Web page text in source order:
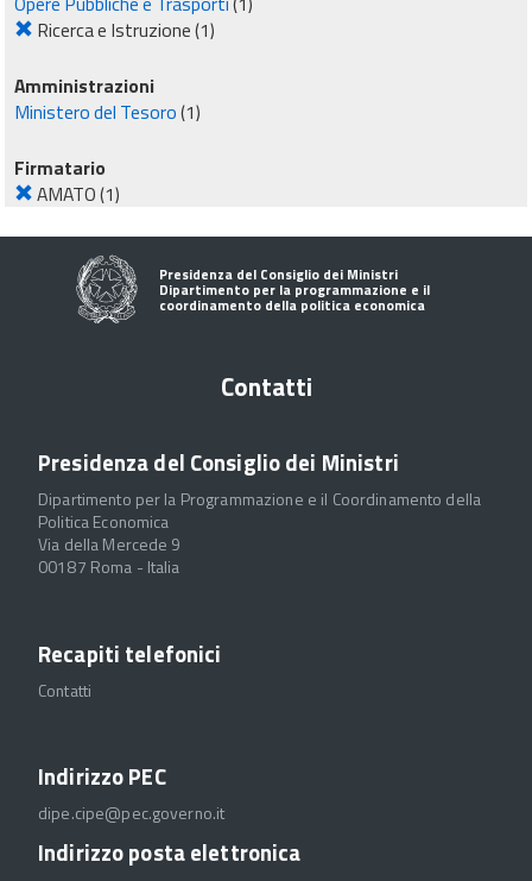
Ricerca e Istruzione(1)
Amministrazioni
Ministero del Tesoro(1)
Firmatario
AMATO(1)
Presidenza del Consiglio dei Ministri
Dipartimento per la programmazione e il
coordinamento della politica economica
Contatti
Presidenza del Consiglio dei Ministri
Dipartimento per la Programmazione e il Coordinamento della
Politica Economica
Via della Mercede 9
00187 Roma - Italia
Recapiti telefonici
Contatti
Indirizzo PEC
dipe.cipe@pec.governo.it
Indirizzo posta elettronica